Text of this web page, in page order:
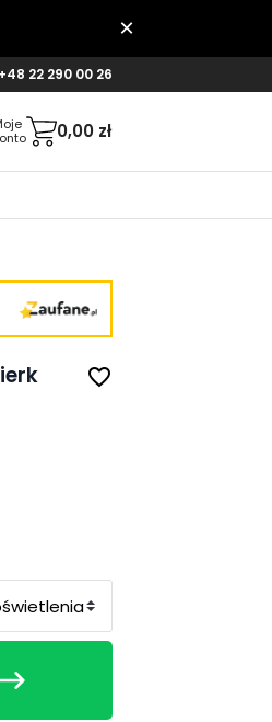
+48 22 290 00 26
0,00 zł
favorite_border